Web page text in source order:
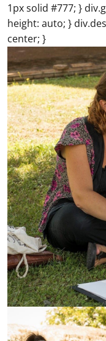
1px solid #777; }
height: auto; }
center; }